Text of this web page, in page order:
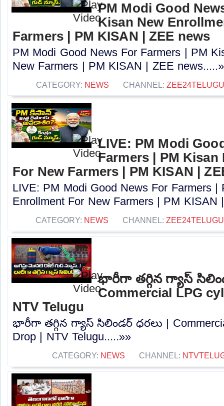
PM Modi Good
Kisan New
Farmers | PM KISAN | ZEE news
PM Modi Good News For Farmers | PM
New Farmers | PM KISAN | ZEE
CATEGORY: NEWS CHANNEL:
LIVE: PM Modi
Farmers | PM
For New Farmers | PM KISAN |
LIVE: PM Modi Good News For Farmers |
Enrollment For New Farmers | PM KISAN
CATEGORY: NEWS CHANNEL:
భారీగా తగ్గిన గ్యాస్
Commercial LPG
NTV Telugu
భారీగా తగ్గిన గ్యాస్ సిలిండర్ ధరలు |
Drop | NTV Telugu.....»»
CATEGORY: NEWS CHANNEL: